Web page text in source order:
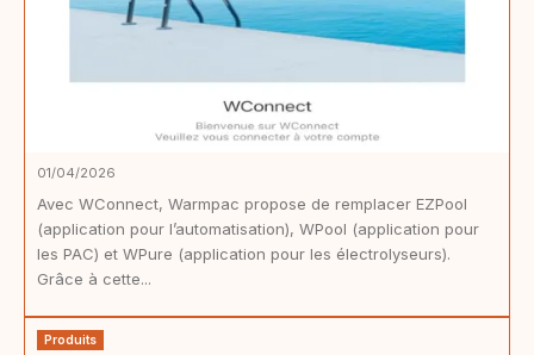
01/04/2026
Avec WConnect, Warmpac propose de remplacer EZPool
(application pour l’automatisation), WPool (application pour
les PAC) et WPure (application pour les électrolyseurs).
Grâce à cette...
Produits